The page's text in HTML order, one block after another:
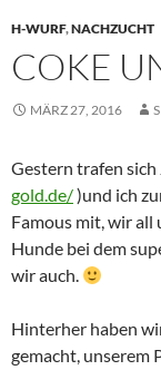
H-WURF,NACHZUCHT
COKE
MÄRZ 27, 2016
Gestern trafen
gold.de/)und ich
Famous mit, wir all
Hunde bei dem
wir auch.
Hinterher haben
gemacht, unserem